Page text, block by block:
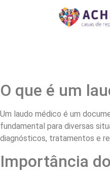
O que é um
Um laudo médico é um
fundamental para diversas
diagnósticos, tratamentos e
Importância